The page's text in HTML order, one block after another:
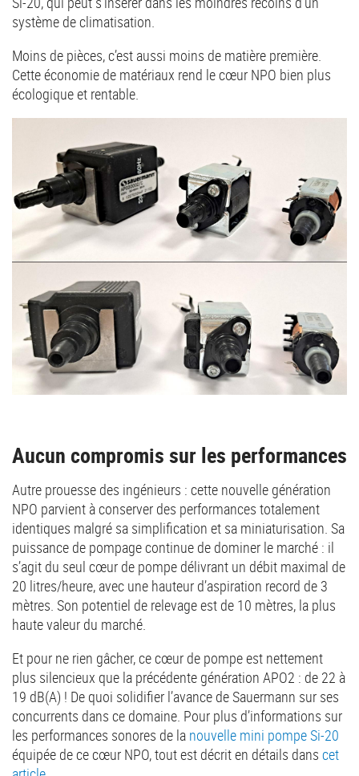
système de climatisation.
Moins de pièces, c’est aussi moins de matière première.
Cette économie de matériaux rend le cœur NPO bien plus
écologique et rentable.
Aucun compromis sur les performances
Autre prouesse des ingénieurs : cette nouvelle génération
NPO parvient à conserver des performances totalement
identiques malgré sa simplification et sa miniaturisation. Sa
puissance de pompage continue de dominer le marché : il
s’agit du seul cœur de pompe délivrant un débit maximal de
20 litres/heure, avec une hauteur d’aspiration record de 3
mètres. Son potentiel de relevage est de 10 mètres, la plus
haute valeur du marché.
Et pour ne rien gâcher, ce cœur de pompe est nettement
plus silencieux que la précédente génération APO2 : de 22 à
19 dB(A) ! De quoi solidifier l’avance de Sauermann sur ses
concurrents dans ce domaine. Pour plus d’informations sur
les performances sonores de la nouvelle mini pompe Si-20
équipée de ce cœur NPO, tout est décrit en détails dans cet